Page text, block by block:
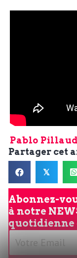
Pablo
Partager cet
𝕏
Abonnez-
à notre
quotidienne